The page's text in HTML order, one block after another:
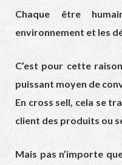
Chaque être
environnement et les
C’est pour cette
puissant moyen de
En cross sell, cela se
client des produits ou
Mais pas n’importe